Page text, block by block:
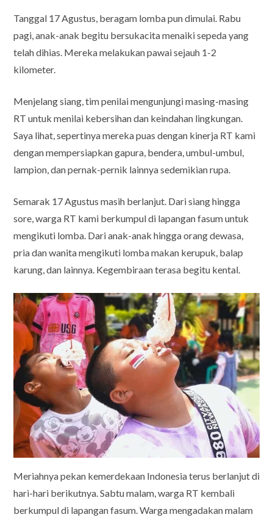
Tanggal 17 Agustus, beragam lomba pun dimulai. Rabu
pagi, anak-anak begitu bersukacita menaiki sepeda yang
telah dihias. Mereka melakukan pawai sejauh 1-2
kilometer.
Menjelang siang, tim penilai mengunjungi masing-masing
RT untuk menilai kebersihan dan keindahan lingkungan.
Saya lihat, sepertinya mereka puas dengan kinerja RT kami
dengan mempersiapkan gapura, bendera, umbul-umbul,
lampion, dan pernak-pernik lainnya sedemikian rupa.
Semarak 17 Agustus masih berlanjut. Dari siang hingga
sore, warga RT kami berkumpul di lapangan fasum untuk
mengikuti lomba. Dari anak-anak hingga orang dewasa,
pria dan wanita mengikuti lomba makan kerupuk, balap
karung, dan lainnya. Kegembiraan terasa begitu kental.
Meriahnya pekan kemerdekaan Indonesia terus berlanjut di
hari-hari berikutnya. Sabtu malam, warga RT kembali
berkumpul di lapangan fasum. Warga mengadakan malam